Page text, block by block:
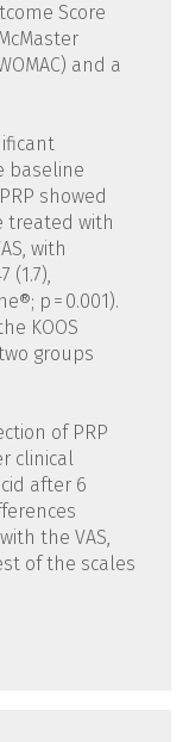
Score
and a
baseline
showed
treated with
with
(1.7),
p = 0.001).
KOOS
groups
of PRP
clinical
after 6
the VAS,
of the scales